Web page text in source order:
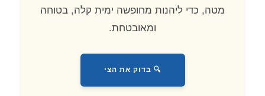
מטה, כדי ליהנות מחופשה ימית קלה, בטוחה
ומאובטחת.
🔍 בדוק את הצי